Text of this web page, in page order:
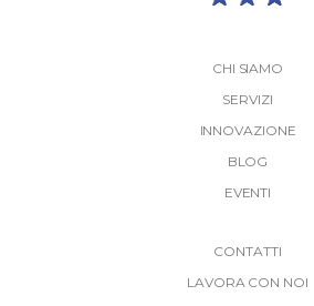
CHI SIAMO
SERVIZI
INNOVAZIONE
BLOG
EVENTI
CONTATTI
LAVORA CON NOI